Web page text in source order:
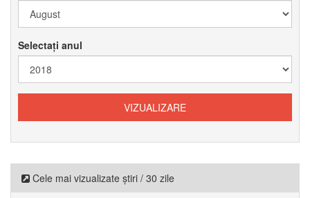
Selectați anul
Cele mai vizualizate știri / 30 zile